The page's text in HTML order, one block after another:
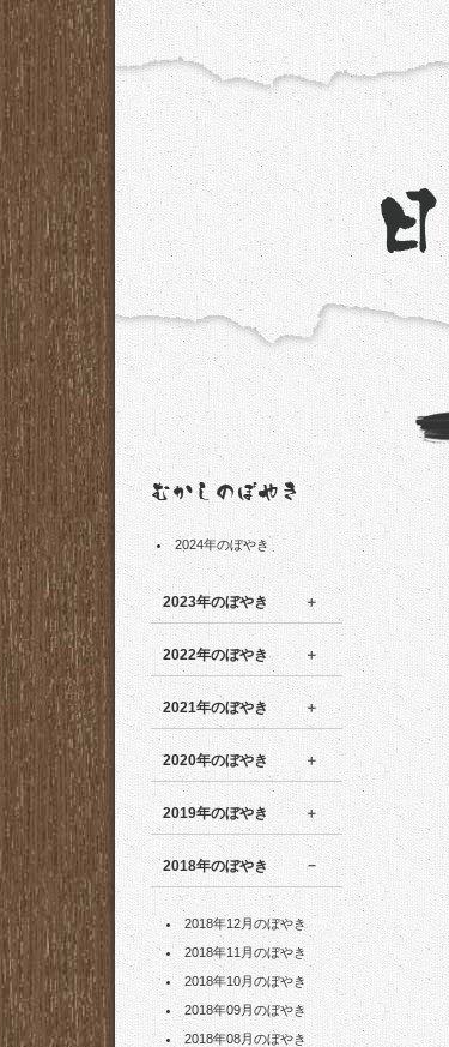
2024年のぼやき
2023年のぼやき
2022年のぼやき
2021年のぼやき
2020年のぼやき
2019年のぼやき
2018年のぼやき
2018年12月のぼやき
2018年11月のぼやき
2018年10月のぼやき
2018年09月のぼやき
2018年08月のぼやき